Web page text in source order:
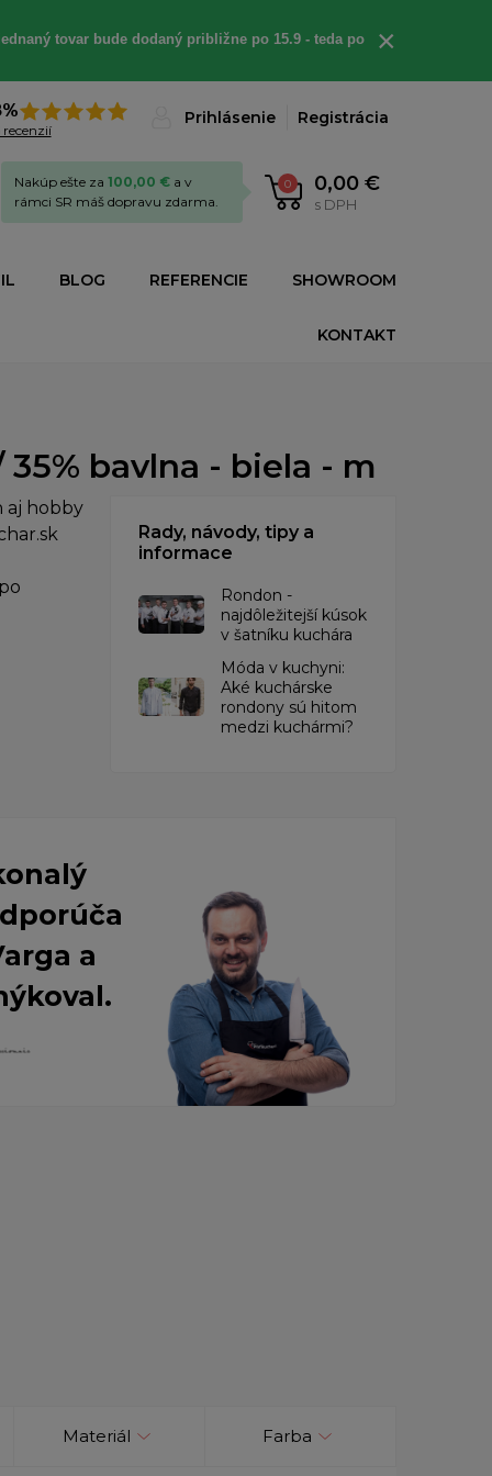
tovar bude dodaný približne po 15.9 - teda po
×
recenzií
Prihlásenie Registrácia
0 0,00 €
s DPH
Nakúp ešte za 100,00 € a v
rámci SR máš dopravu zdarma.
BLOG REFERENCIE SHOWROOM
KONTAKT
bavlna - biela - m
aj hobby
Rady, návody, tipy a
informace
Rondon -
najdôležitejší kúsok
v šatníku kuchára
​Móda v kuchyni:
Aké kuchárske
rondony sú hitom
medzi kuchármi?
a
Materiál Farba